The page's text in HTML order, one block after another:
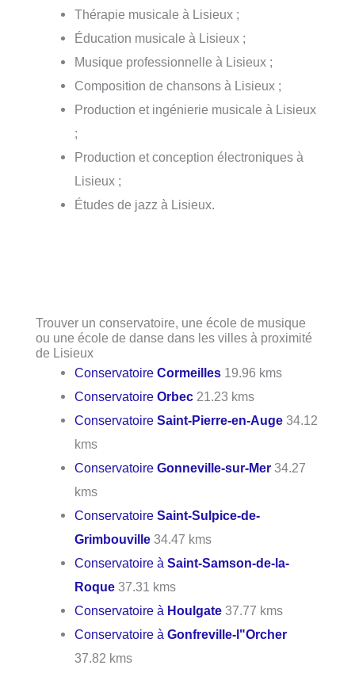
Thérapie musicale à Lisieux ;
Éducation musicale à Lisieux ;
Musique professionnelle à Lisieux ;
Composition de chansons à Lisieux ;
Production et ingénierie musicale à Lisieux
;
Production et conception électroniques à
Lisieux ;
Études de jazz à Lisieux.
Trouver un conservatoire, une école de musique
ou une école de danse dans les villes à proximité
de Lisieux
ConservatoireCormeilles 19.96 kms
ConservatoireOrbec 21.23 kms
ConservatoireSaint-Pierre-en-Auge 34.12
kms
ConservatoireGonneville-sur-Mer 34.27
kms
ConservatoireSaint-Sulpice-de-
Grimbouville 34.47 kms
Conservatoire àSaint-Samson-de-la-
Roque 37.31 kms
Conservatoire à Houlgate 37.77 kms
Conservatoire àGonfreville-l"Orcher
37.82 kms